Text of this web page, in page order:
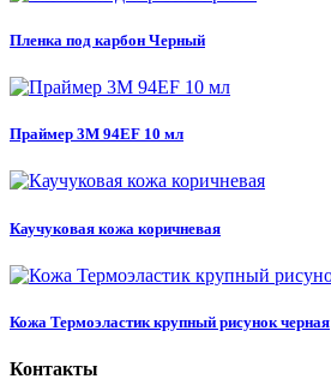
Пленка под карбон Черный
Праймер 3M 94EF 10 мл
Каучуковая кожа коричневая
Кожа Термоэластик крупный рисунок черная
Контакты